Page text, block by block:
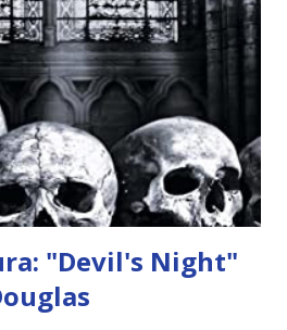
è più "l'angelo puro" che
ucciso altri mezzi angeli, tipo
seguito da altri ibridi, si reca
risultati. Infine cercano nella
alle prese con gli angeli puri,
"Devil's Night"